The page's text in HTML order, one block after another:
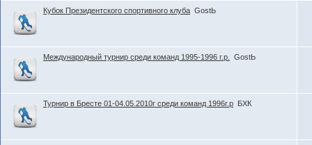
Кубок Президентского спортивного клуба GostЬ
Международный турнир среди команд 1995-1996 г.р. GostЬ
Турнир в Бресте 01-04.05.2010г среди команд 1996г.р БХК